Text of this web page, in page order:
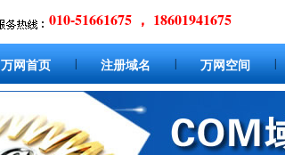
010-51661675 ， 18601941675
万网首页 注册域名 万网空间